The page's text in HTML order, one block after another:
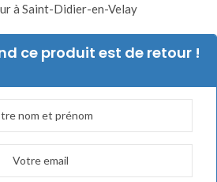
à Saint-Didier-en-Velay
ce produit est de retour !